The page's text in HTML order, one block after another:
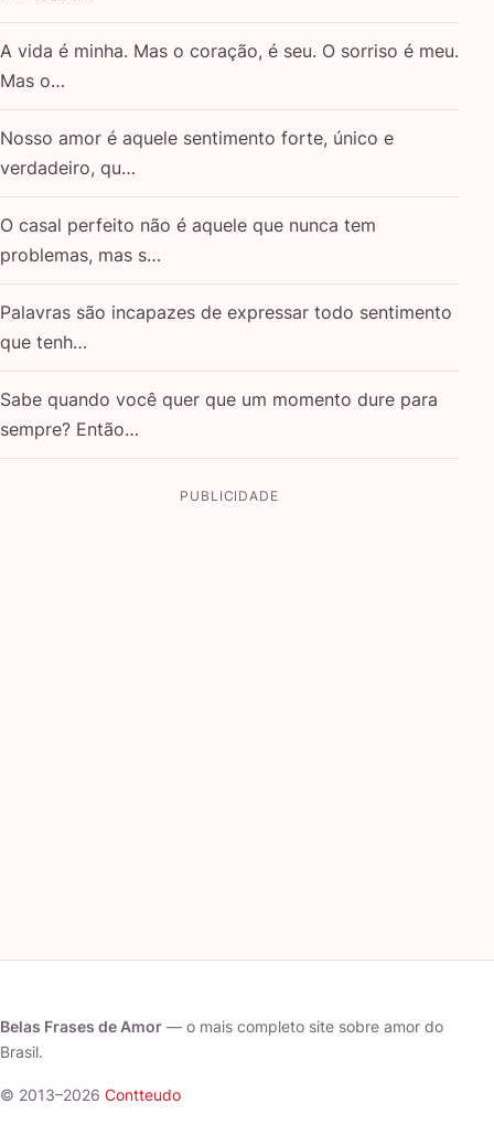
A vida é minha. Mas o coração, é seu. O sorriso é meu.
Mas o…
Nosso amor é aquele sentimento forte, único e
verdadeiro, qu…
O casal perfeito não é aquele que nunca tem
problemas, mas s…
Palavras são incapazes de expressar todo sentimento
que tenh…
Sabe quando você quer que um momento dure para
sempre? Então…
PUBLICIDADE
Belas Frases de Amor — o mais completo site sobre amor do
Brasil.
© 2013–2026 Contteudo